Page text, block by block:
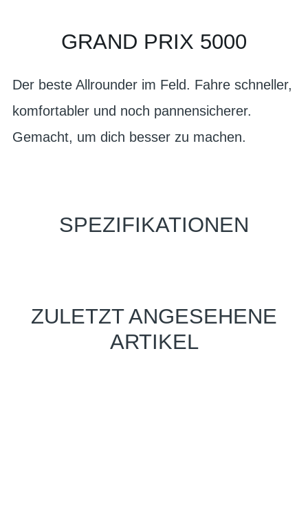
GRAND PRIX 5000
Der beste Allrounder im Feld. Fahre schneller,
komfortabler und noch pannensicherer.
Gemacht, um dich besser zu machen.
SPEZIFIKATIONEN
ZULETZT ANGESEHENE
ARTIKEL